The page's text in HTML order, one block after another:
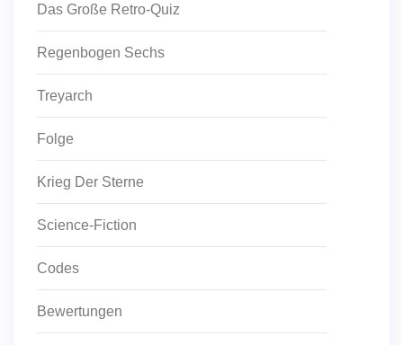
Das Große Retro-Quiz
Regenbogen Sechs
Treyarch
Folge
Krieg Der Sterne
Science-Fiction
Codes
Bewertungen